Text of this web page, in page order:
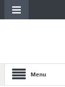
Menu